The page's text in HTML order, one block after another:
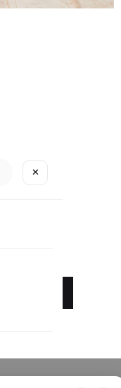
Tükendi
Hızlı Kargo
✕